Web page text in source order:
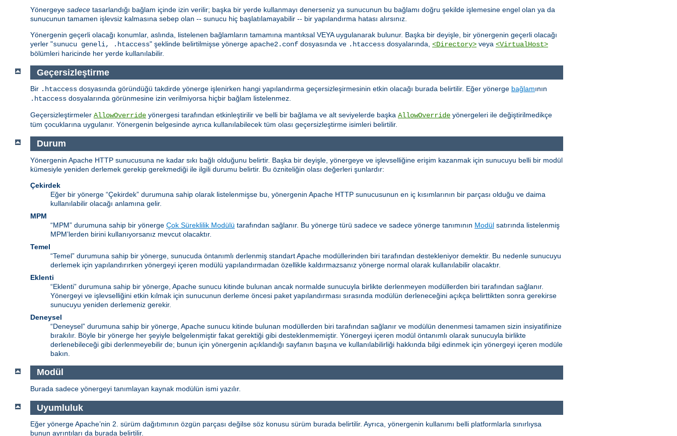
Yönergeye sadece tasarlandığı bağlam içinde izin verilir; başka bir yerde kullanmayı denerseniz ya sunucunun bu bağlamı doğru şekilde işlemesine engel olan ya da
sunucunun tamamen işlevsiz kalmasına sebep olan -- sunucu hiç başlatılamayabilir -- bir yapılandırma hatası alırsınız.
Yönergenin geçerli olacağı konumlar, aslında, listelenen bağlamların tamamına mantıksal VEYA uygulanarak bulunur. Başka bir deyişle, bir yönergenin geçerli olacağı
yerler "sunucu geneli, .htaccess" şeklinde belirtilmişse yönerge apache2.conf dosyasında ve .htaccess dosyalarında, <Directory> veya <VirtualHost>
bölümleri haricinde her yerde kullanılabilir.
Geçersizleştirme
Bir .htaccess dosyasında göründüğü takdirde yönerge işlenirken hangi yapılandırma geçersizleşirmesinin etkin olacağı burada belirtilir. Eğer yönerge bağlamının
.htaccess dosyalarında görünmesine izin verilmiyorsa hiçbir bağlam listelenmez.
Geçersizleştirmeler AllowOverride yönergesi tarafından etkinleştirilir ve belli bir bağlama ve alt seviyelerde başka AllowOverride yönergeleri ile değiştirilmedikçe
tüm çocuklarına uygulanır. Yönergenin belgesinde ayrıca kullanılabilecek tüm olası geçersizleştirme isimleri belirtilir.
Durum
Yönergenin Apache HTTP sunucusuna ne kadar sıkı bağlı olduğunu belirtir. Başka bir deyişle, yönergeye ve işlevselliğine erişim kazanmak için sunucuyu belli bir modül
kümesiyle yeniden derlemek gerekip gerekmediği ile ilgili durumu belirtir. Bu özniteliğin olası değerleri şunlardır:
Çekirdek
Eğer bir yönerge “Çekirdek” durumuna sahip olarak listelenmişse bu, yönergenin Apache HTTP sunucusunun en iç kısımlarının bir parçası olduğu ve daima
kullanılabilir olacağı anlamına gelir.
MPM
“MPM” durumuna sahip bir yönerge Çok Süreklilik Modülü tarafından sağlanır. Bu yönerge türü sadece ve sadece yönerge tanımının Modül satırında listelenmiş
MPM’lerden birini kullanıyorsanız mevcut olacaktır.
Temel
“Temel” durumuna sahip bir yönerge, sunucuda öntanımlı derlenmiş standart Apache modüllerinden biri tarafından destekleniyor demektir. Bu nedenle sunucuyu
derlemek için yapılandırırken yönergeyi içeren modülü yapılandırmadan özellikle kaldırmazsanız yönerge normal olarak kullanılabilir olacaktır.
Eklenti
“Eklenti” durumuna sahip bir yönerge, Apache sunucu kitinde bulunan ancak normalde sunucuyla birlikte derlenmeyen modüllerden biri tarafından sağlanır.
Yönergeyi ve işlevselliğini etkin kılmak için sunucunun derleme öncesi paket yapılandırması sırasında modülün derleneceğini açıkça belirttikten sonra gerekirse
sunucuyu yeniden derlemeniz gerekir.
Deneysel
“Deneysel” durumuna sahip bir yönerge, Apache sunucu kitinde bulunan modüllerden biri tarafından sağlanır ve modülün denenmesi tamamen sizin insiyatifinize
bırakılır. Böyle bir yönerge her şeyiyle belgelenmiştir fakat gerektiği gibi desteklenmemiştir. Yönergeyi içeren modül öntanımlı olarak sunucuyla birlikte
derlenebileceği gibi derlenmeyebilir de; bunun için yönergenin açıklandığı sayfanın başına ve kullanılabilirliği hakkında bilgi edinmek için yönergeyi içeren modüle
bakın.
Modül
Burada sadece yönergeyi tanımlayan kaynak modülün ismi yazılır.
Uyumluluk
Eğer yönerge Apache’nin 2. sürüm dağıtımının özgün parçası değilse söz konusu sürüm burada belirtilir. Ayrıca, yönergenin kullanımı belli platformlarla sınırlıysa
bunun ayrıntıları da burada belirtilir.